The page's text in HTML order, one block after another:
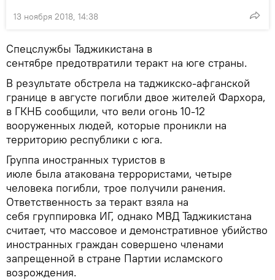
13 ноября 2018, 14:38
Спецслужбы Таджикистана в
сентябре предотвратили теракт на юге страны.
В результате обстрела на таджикско-афганской
границе в августе погибли двое жителей Фархора,
в ГКНБ сообщили, что вели огонь 10-12
вооруженных людей, которые проникли на
территорию республики с юга.
Группа иностранных туристов в
июле была атакована террористами, четыре
человека погибли, трое получили ранения.
Ответственность за теракт взяла на
себя группировка ИГ, однако МВД Таджикистана
считает, что массовое и демонстративное убийство
иностранных граждан совершено членами
запрещенной в стране Партии исламского
возрождения.